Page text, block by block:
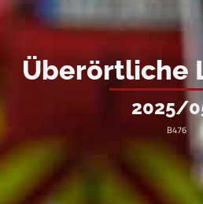
Überörtliche
2025/
B476